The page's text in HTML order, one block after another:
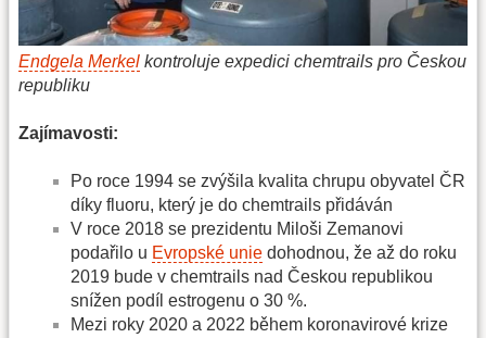
Endgela Merkel kontroluje expedici chemtrails pro Českou
republiku
Zajímavosti:
Po roce 1994 se zvýšila kvalita chrupu obyvatel ČR
díky fluoru, který je do chemtrails přidáván
V roce 2018 se prezidentu Miloši Zemanovi
podařilo u Evropské unie dohodnou, že až do roku
2019 bude v chemtrails nad Českou republikou
snížen podíl estrogenu o 30 %.
Mezi roky 2020 a 2022 během koronavirové krize